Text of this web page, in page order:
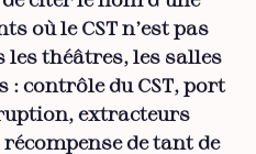
où le CST n’est pas
les théâtres, les salles
: contrôle du CST, port
extracteurs
de tant de